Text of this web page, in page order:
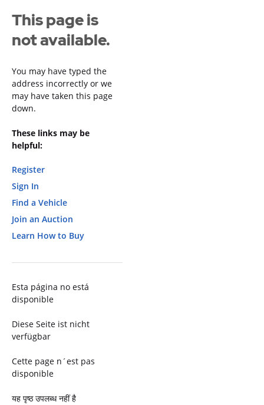
This page is
not available.
You may have typed the
address incorrectly or we
may have taken this page
down.
These links may be
helpful:
Register
Sign In
Find a Vehicle
Join an Auction
Learn How to Buy
Esta página no está
disponible
Diese Seite ist nicht
verfügbar
Cette page n´est pas
disponible
यह पृष्ठ उपलब्ध नहीं है